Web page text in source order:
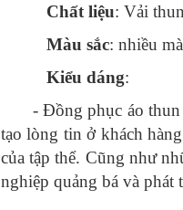
Chất liệu: Vải
Màu sắc: nhiều
Kiểu dáng:
- Đồng phục áo thun
tạo lòng tin ở khách
của tập thể. Cũng như
nghiệp quảng bá và phát